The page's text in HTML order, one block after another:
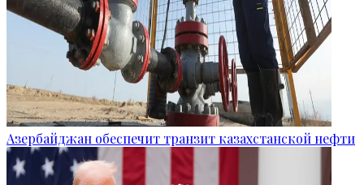
Азербайджан обеспечит транзит казахстанской нефти